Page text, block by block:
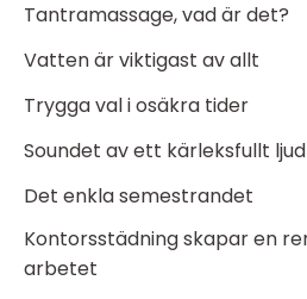
Tantramassage, vad är det?
Vatten är viktigast av allt
Trygga val i osäkra tider
Soundet av ett kärleksfullt
Det enkla semestrandet
Kontorsstädning skapar en
arbetet